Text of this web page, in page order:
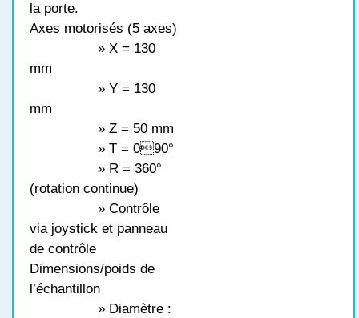
la porte.
Axes motorisés (5 axes)
» X = 130
mm
» Y = 130
mm
» Z = 50 mm
» T = 090°
» R = 360°
(rotation continue)
» Contrôle
via joystick et panneau
de contrôle
Dimensions/poids de
l’échantillon
» Diamètre :